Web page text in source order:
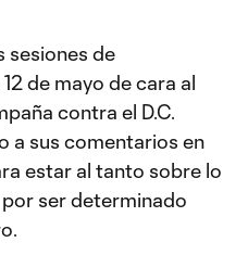
sesiones de
de mayo de cara al
contra el D.C.
a sus comentarios en
estar al tanto sobre lo
ser determinado